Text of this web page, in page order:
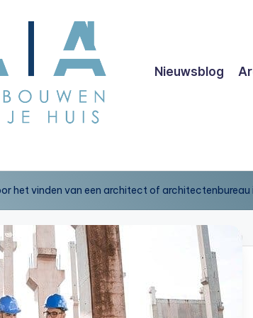
Nieuwsblog
het vinden van een architect of architectenbureau